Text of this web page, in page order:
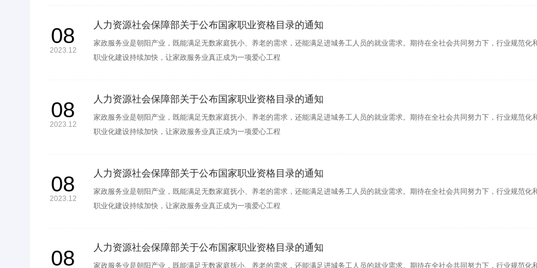
08
2023.12
人力资源社会保障部关于公布国家职业资格目录的通知
家政服务业是朝阳产业，既能满足无数家庭抚小、养老的需求，还能满足进城务工人员的就业需求。期待在全社会共同努力下，行业规范化
职业化建设持续加快，让家政服务业真正成为一项爱心工程
08
2023.12
人力资源社会保障部关于公布国家职业资格目录的通知
家政服务业是朝阳产业，既能满足无数家庭抚小、养老的需求，还能满足进城务工人员的就业需求。期待在全社会共同努力下，行业规范化
职业化建设持续加快，让家政服务业真正成为一项爱心工程
08
2023.12
人力资源社会保障部关于公布国家职业资格目录的通知
家政服务业是朝阳产业，既能满足无数家庭抚小、养老的需求，还能满足进城务工人员的就业需求。期待在全社会共同努力下，行业规范化
职业化建设持续加快，让家政服务业真正成为一项爱心工程
08 人力资源社会保障部关于公布国家职业资格目录的通知
家政服务业是朝阳产业，既能满足无数家庭抚小、养老的需求，还能满足进城务工人员的就业需求。期待在全社会共同努力下，行业规范化